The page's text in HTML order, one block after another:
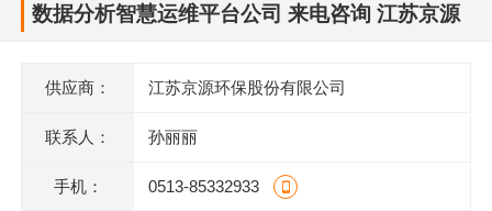
数据分析智慧运维平台公司 来电咨询 江苏京源
供应商： 江苏京源环保股份有限公司
联系人： 孙丽丽
手机： 0513-85332933